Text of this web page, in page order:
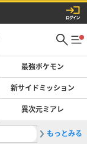
最強ポケモン
新サイドミッション
異次元ミアレ
2ワイル
もっとみる